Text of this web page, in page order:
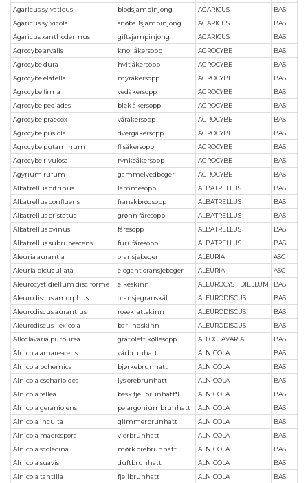
Agaricus sylvaticus
blodsjampinjong AGARICUS
BAS
Agaricus sylvicola
snøballsjampinjong AGARICUS
BAS
Agaricus xanthodermus
giftsjampinjong AGARICUS
BAS
Agrocybe arvalis
knollåkersopp AGROCYBE
BAS
Agrocybe dura
hvit åkersopp AGROCYBE
BAS
Agrocybe elatella
myråkersopp AGROCYBE
BAS
Agrocybe firma
vedåkersopp AGROCYBE
BAS
Agrocybe pediades
blek åkersopp AGROCYBE
BAS
Agrocybe praecox
våråkersopp AGROCYBE
BAS
Agrocybe pusiola
dvergåkersopp AGROCYBE
BAS
Agrocybe putaminum
flisåkersopp AGROCYBE
BAS
Agrocybe rivulosa
rynkeåkersopp AGROCYBE
BAS
Agyrium rufum
gammelvedbeger AGROCYBE
BAS
Albatrellus citrinus
lammesopp ALBATRELLUS
BAS
Albatrellus confluens
franskbrødsopp ALBATRELLUS
BAS
Albatrellus cristatus
grønn fåresopp ALBATRELLUS
BAS
Albatrellus ovinus
fåresopp ALBATRELLUS
BAS
Albatrellus subrubescens
furufåresopp ALBATRELLUS
BAS
Aleuria aurantia
oransjebeger ALEURIA
ASC
Aleuria bicucullata
elegant oransjebeger ALEURIA
ASC
Aleurocystidiellum disciforme
eikeskinn ALEUROCYSTIDIELLUM
BAS
Aleurodiscus amorphus
oransjegranskål ALEURODISCUS
BAS
Aleurodiscus aurantius
rosekrattskinn ALEURODISCUS
BAS
Aleurodiscus ilexicola
barlindskinn ALEURODISCUS
BAS
Alloclavaria purpurea
gråfiolett køllesopp ALLOCLAVARIA
BAS
Alnicola amarescens
vårbrunhatt ALNICOLA
BAS
Alnicola bohemica
bjørkebrunhatt ALNICOLA
BAS
Alnicola escharioides
lys orebrunhatt ALNICOLA
BAS
Alnicola fellea
besk fjellbrunhatt*1 ALNICOLA
BAS
Alnicola geraniolens
pelargoniumbrunhatt ALNICOLA
BAS
Alnicola inculta
glimmerbrunhatt ALNICOLA
BAS
Alnicola macrospora
vierbrunhatt ALNICOLA
BAS
Alnicola scolecina
mørk orebrunhatt ALNICOLA
BAS
Alnicola suavis
duftbrunhatt ALNICOLA
BAS
Alnicola tantilla
fjellbrunhatt ALNICOLA
BAS